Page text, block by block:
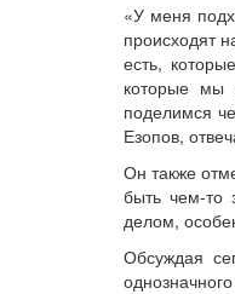
«У меня
происходят
есть,
которые мы
поделимся
Езопов,
Он также
быть чем-то
делом,
Обсуждая